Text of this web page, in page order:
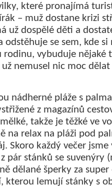
které pronajímá
– muž dostane krizi
už dospělé děti a
odstěhuje se sem, kde
rodinu, vybuduje nějaké
už nemusel nic moc
nádherné pláže s
z magazínů
takže je těžké ve
na relax na pláži pod
Skoro každý večer
pár stánků se suvenýry
dělané šperky za
kterou lemují stánky s